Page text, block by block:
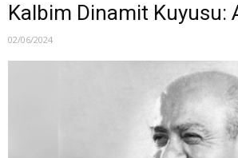
Kalbim Dinamit Kuyusu:
02/06/2024